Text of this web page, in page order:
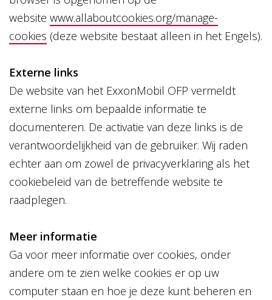
website www.allaboutcookies.org/manage-
cookies (deze website bestaat alleen in het Engels).
Externe links
De website van het ExxonMobil OFP vermeldt
externe links om bepaalde informatie te
documenteren. De activatie van deze links is de
verantwoordelijkheid van de gebruiker. Wij raden
echter aan om zowel de privacyverklaring als het
cookiebeleid van de betreffende website te
raadplegen.
Meer informatie
Ga voor meer informatie over cookies, onder
andere om te zien welke cookies er op uw
computer staan en hoe je deze kunt beheren en